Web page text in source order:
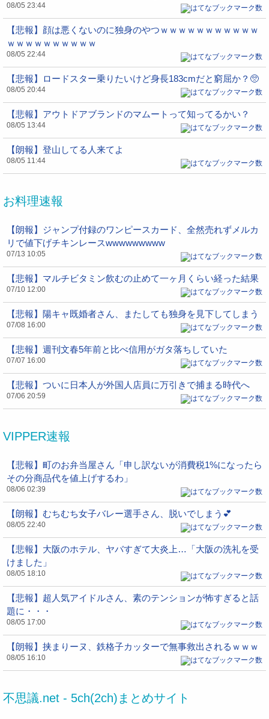
08/05 23:44
【悲報】顔は悪くないのに独身のやつｗｗｗｗｗｗｗｗｗｗｗ
ｗｗｗｗｗｗｗｗｗｗ
08/05 22:44
【悲報】ロードスター乗りたいけど身長183cmだと窮屈か？🥺
08/05 20:44
【悲報】アウトドアブランドのマムートって知ってるかい？
08/05 13:44
【朗報】登山してる人来てよ
08/05 11:44
お料理速報
【朗報】ジャンプ付録のワンピースカード、全然売れずメルカ
リで値下げチキンレースwwwwwwwww
07/13 10:05
【悲報】マルチビタミン飲むの止めて一ヶ月くらい経った結果
07/10 12:00
【悲報】陽キャ既婚者さん、またしても独身を見下してしまう
07/08 16:00
【悲報】週刊文春5年前と比べ信用がガタ落ちしていた
07/07 16:00
【悲報】ついに日本人が外国人店員に万引きで捕まる時代へ
07/06 20:59
VIPPER速報
【悲報】町のお弁当屋さん「申し訳ないが消費税1%になったら
その分商品代を値上げするわ」
08/06 02:39
【朗報】むちむち女子バレー選手さん、脱いでしまう💕
08/05 22:40
【悲報】大阪のホテル、ヤバすぎて大炎上…「大阪の洗礼を受
けました」
08/05 18:10
【悲報】超人気アイドルさん、素のテンションが怖すぎると話
題に・・・
08/05 17:00
【朗報】挟まりーヌ、鉄格子カッターで無事救出されるｗｗｗ
08/05 16:10
不思議.net - 5ch(2ch)まとめサイト